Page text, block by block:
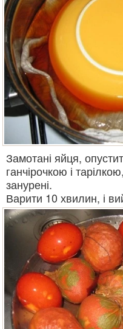
Замотані яйця,
ганчірочкою і
занурені.
Варити 10 хвилин, і